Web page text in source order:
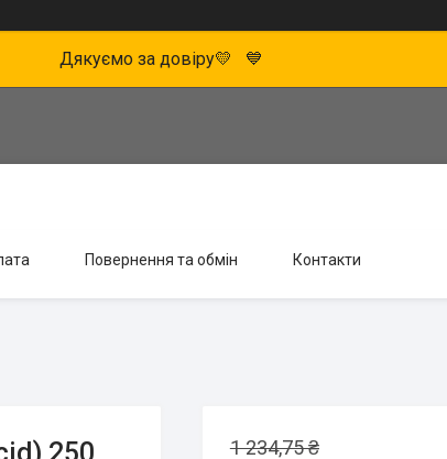
Дякуємо за довіру💛 💙
Повернення та обмін Контакти
1 234,75 ₴